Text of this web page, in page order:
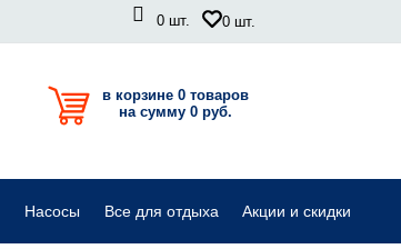
0 шт. 0 шт.
в корзине 0 товаров
на сумму 0 руб.
Комплектующие для садовой техники
Насосы Все для отдыха Акции и скидки